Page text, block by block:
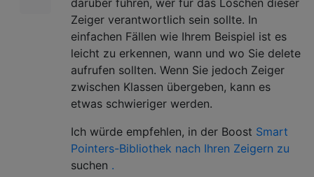
Zeiger verantwortlich sein sollte. In
einfachen Fällen wie Ihrem Beispiel ist es
leicht zu erkennen, wann und wo Sie delete
aufrufen sollten. Wenn Sie jedoch Zeiger
zwischen Klassen übergeben, kann es
etwas schwieriger werden.
Ich würde empfehlen, in der Boost Smart
Pointers-Bibliothek nach Ihren Zeigern zu
suchen .